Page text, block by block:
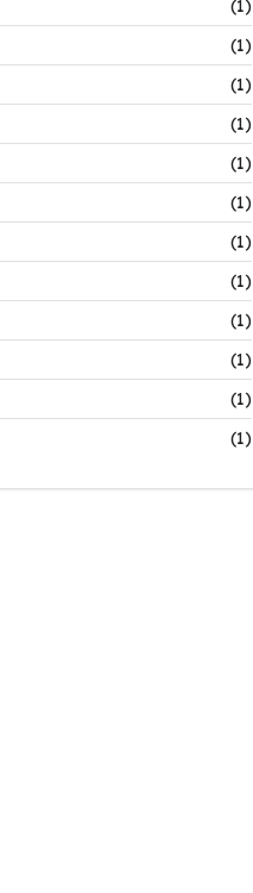
(1)
(1)
(1)
(1)
(1)
(1)
(1)
(1)
(1)
(1)
(1)
(1)